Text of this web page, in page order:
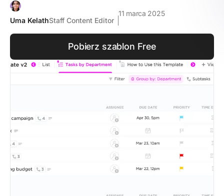
Uma KelathStaff Content Editor
11 marca 2025
Pobierz szablon Free